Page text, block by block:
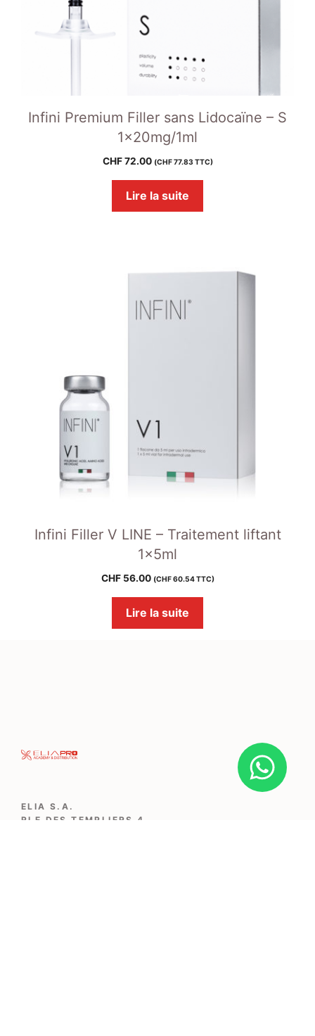
Infini Premium Filler sans Lidocaïne – S
1x20mg/1ml
CHF72.00 (CHF77.83 TTC)
Lire la suite
Infini Filler V LINE – Traitement liftant
1x5ml
CHF56.00 (CHF60.54TTC)
Lire la suite
ELIA S.A.
RLE DES TEMPLIERS 4